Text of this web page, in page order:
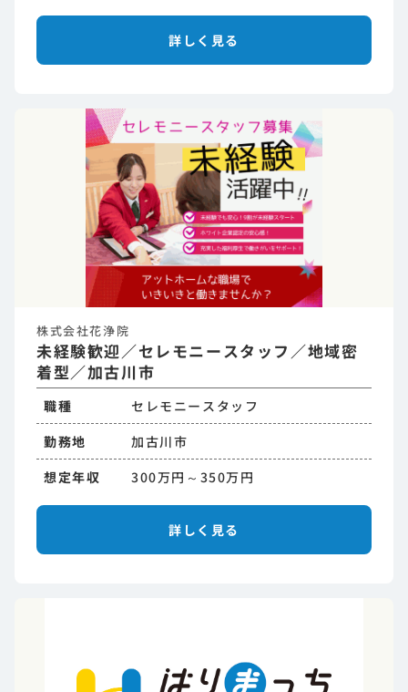
詳しく見る
株式会社花浄院
未経験歓迎／セレモニースタッフ／地域密
着型／加古川市
職種
セレモニースタッフ
勤務地
加古川市
想定年収
300万円～350万円
詳しく見る